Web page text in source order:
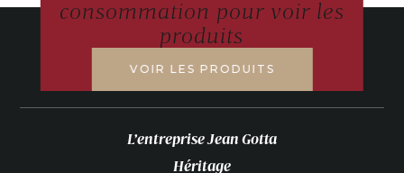
consommation pour voir les
produits
VOIR LES PRODUITS
L’entreprise Jean Gotta
Héritage